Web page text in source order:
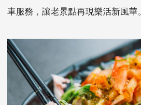
車服務，讓老景點再現樂活新風華。